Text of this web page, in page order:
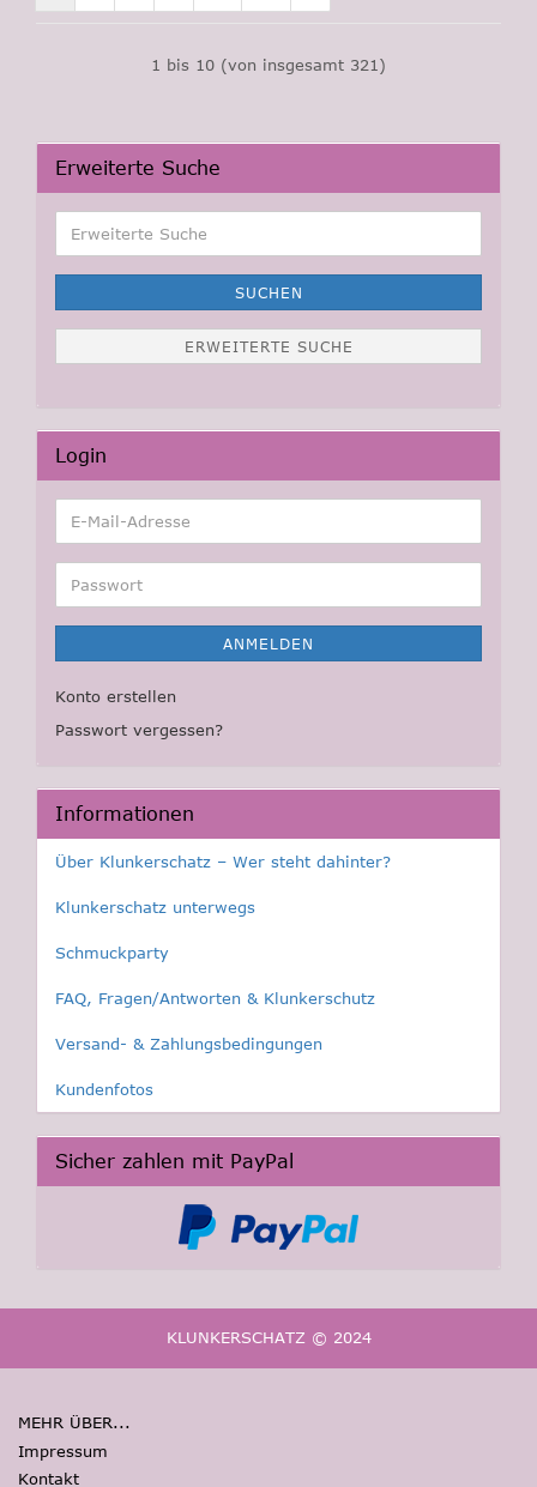
1 bis 10 (von insgesamt 321 )
Erweiterte Suche
Suche
SUCHEN
ERWEITERTE SUCHE
Login
E-
Mail-
Adresse
Passwort
ANMELDEN
Konto erstellen
Passwort vergessen?
Informationen
Über Klunkerschatz – Wer steht dahinter?
Klunkerschatz unterwegs
Schmuckparty
FAQ, Fragen/Antworten & Klunkerschutz
Versand- & Zahlungsbedingungen
Kundenfotos
Sicher zahlen mit PayPal
KLUNKERSCHATZ © 2024
MEHR ÜBER...
Impressum
Kontakt